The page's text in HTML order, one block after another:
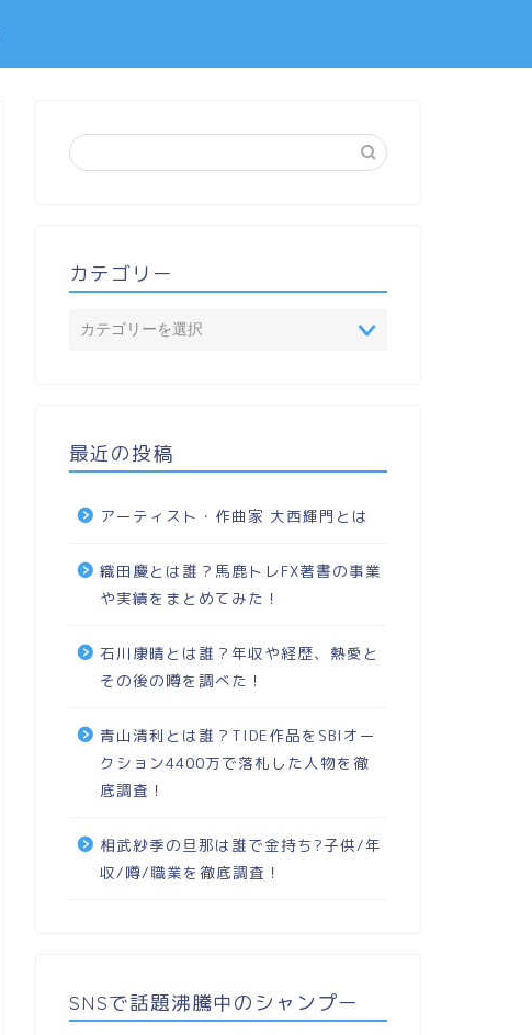
カテゴリー
最近の投稿
アーティスト・作曲家 大西輝門とは
織田慶とは誰？馬鹿トレFX著書の事業
や実績をまとめてみた！
石川康晴とは誰？年収や経歴、熱愛と
その後の噂を調べた！
青山清利とは誰？TIDE作品をSBIオー
クション4400万で落札した人物を徹
底調査！
相武紗季の旦那は誰で金持ち?子供/年
収/噂/職業を徹底調査！
SNSで話題沸騰中のシャンプー